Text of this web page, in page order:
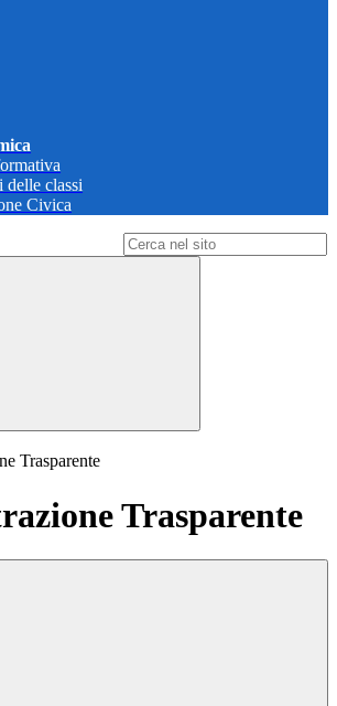
delle classi
Civica
Trasparente
Trasparente